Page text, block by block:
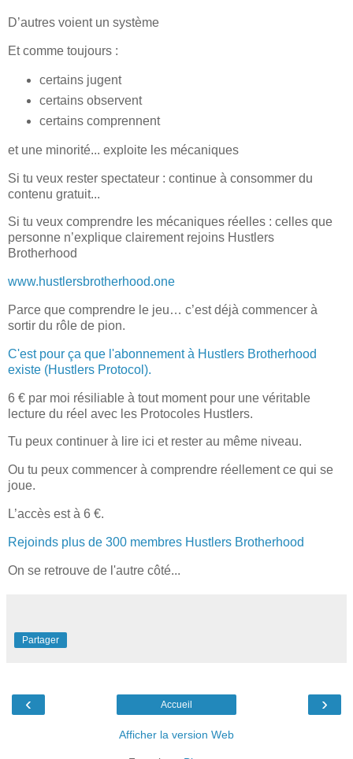
D’autres voient un système
Et comme toujours :
certains jugent
certains observent
certains comprennent
et une minorité... exploite les mécaniques
Si tu veux rester spectateur : continue à consommer du
contenu gratuit...
Si tu veux comprendre les mécaniques réelles : celles que
personne n’explique clairement rejoins Hustlers
Brotherhood
www.hustlersbrotherhood.one
Parce que comprendre le jeu… c’est déjà commencer à
sortir du rôle de pion.
C'est pour ça que l'abonnement à Hustlers Brotherhood
existe (Hustlers Protocol).
6 € par moi résiliable à tout moment pour une véritable
lecture du réel avec les Protocoles Hustlers.
Tu peux continuer à lire ici et rester au même niveau.
Ou tu peux commencer à comprendre réellement ce qui se
joue.
L’accès est à 6 €.
Rejoinds plus de 300 membres Hustlers Brotherhood
On se retrouve de l'autre côté...
Partager
‹ ›
Accueil
Afficher la version Web